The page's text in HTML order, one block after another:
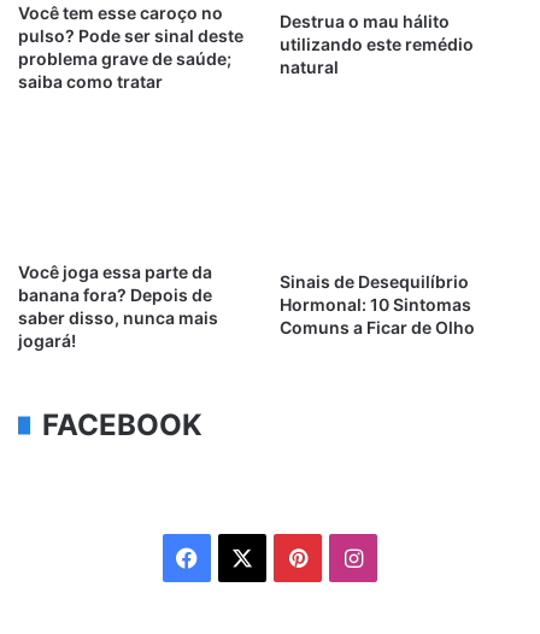
Você tem esse caroço no
pulso? Pode ser sinal deste
problema grave de saúde;
saiba como tratar
Destrua o mau hálito
utilizando este remédio
natural
Você joga essa parte da
banana fora? Depois de
saber disso, nunca mais
jogará!
Sinais de Desequilíbrio
Hormonal: 10 Sintomas
Comuns a Ficar de Olho
FACEBOOK
Facebook PinterestInstagram